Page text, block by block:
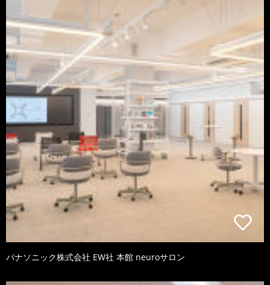
パナソニック株式会社 EW社 本館 neuroサロン